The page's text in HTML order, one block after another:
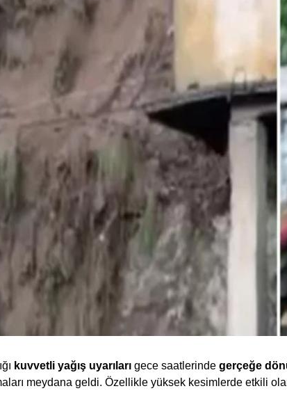
kuvvetli yağış uyarıları gece saatlerinde gerçeğe
meydana geldi. Özellikle yüksek kesimlerde etkili